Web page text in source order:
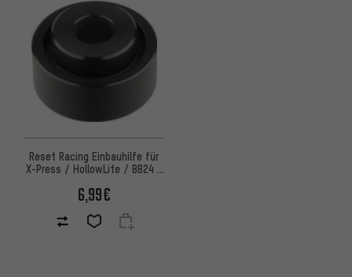
Reset Racing Einbauhilfe für
X-Press / HollowLite / BB24 /
6,99€